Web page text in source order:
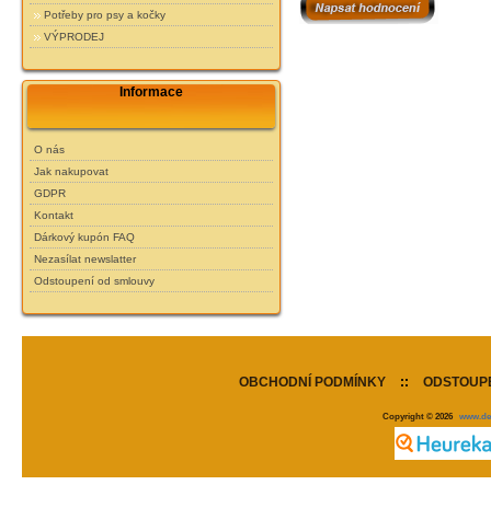
Potřeby pro psy a kočky
VÝPRODEJ
Informace
O nás
Jak nakupovat
GDPR
Kontakt
Dárkový kupón FAQ
Nezasílat newslatter
Odstoupení od smlouvy
OBCHODNÍ PODMÍNKY ::
Copyright © 2026